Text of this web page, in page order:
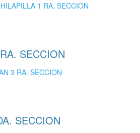
1 RA. SECCION
SECCION
3 RA. SECCION
SECCION